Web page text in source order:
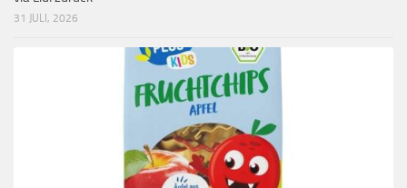
31 JULI, 2026